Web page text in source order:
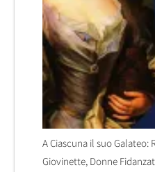
A Ciascuna il suo
Giovinette, Donne